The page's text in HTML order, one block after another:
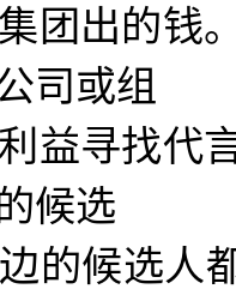
团出的钱
司或组
益寻找代
候选
的候选人